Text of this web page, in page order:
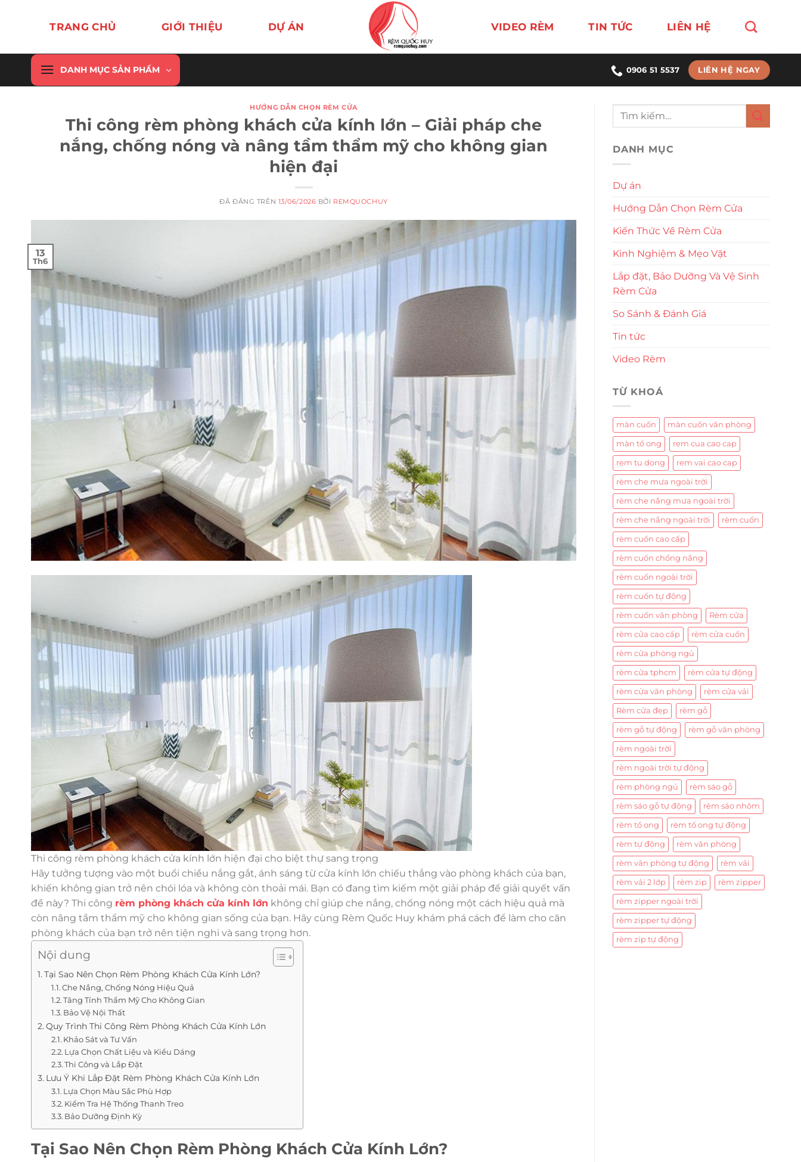
dung
TRANG CHỦ GIỚI THIỆU DỰ ÁN VIDEO RÈM TIN TỨC LIÊN HỆ
DANH MỤC SẢN PHẨM 0906 51 5537 LIÊN HỆ NGAY
HƯỚNG DẪN CHỌN RÈM CỬA
Thi công rèm phòng khách cửa kính lớn – Giải pháp che
nắng, chống nóng và nâng tầm thẩm mỹ cho không gian
hiện đại
ĐÃ ĐĂNG TRÊN 13/06/2026 BỞI REMQUOCHUY
13
Th6
Thi công rèm phòng khách cửa kính lớn hiện đại cho biệt thự sang trọng
Hãy tưởng tượng vào một buổi chiều nắng gắt, ánh sáng từ cửa kính lớn chiếu thẳng vào phòng khách của bạn,
khiến không gian trở nên chói lóa và không còn thoải mái. Bạn có đang tìm kiếm một giải pháp để giải quyết vấn
đề này? Thi công rèm phòng khách cửa kính lớn không chỉ giúp che nắng, chống nóng một cách hiệu quả mà
còn nâng tầm thẩm mỹ cho không gian sống của bạn. Hãy cùng Rèm Quốc Huy khám phá cách để làm cho căn
phòng khách của bạn trở nên tiện nghi và sang trọng hơn.
Nội dung
Tại Sao Nên Chọn Rèm Phòng Khách Cửa Kính Lớn?
Che Nắng, Chống Nóng Hiệu Quả
Tăng Tính Thẩm Mỹ Cho Không Gian
Bảo Vệ Nội Thất
Quy Trình Thi Công Rèm Phòng Khách Cửa Kính Lớn
Khảo Sát và Tư Vấn
Lựa Chọn Chất Liệu và Kiểu Dáng
Thi Công và Lắp Đặt
Lưu Ý Khi Lắp Đặt Rèm Phòng Khách Cửa Kính Lớn
Lựa Chọn Màu Sắc Phù Hợp
Kiểm Tra Hệ Thống Thanh Treo
Bảo Dưỡng Định Kỳ
Tại Sao Nên Chọn Rèm Phòng Khách Cửa Kính Lớn?
DANH MỤC
Dự án
Hướng Dẫn Chọn Rèm Cửa
Kiến Thức Về Rèm Cửa
Kinh Nghiệm & Mẹo Vặt
Lắp đặt, Bảo Dưỡng Và Vệ Sinh
Rèm Cửa
So Sánh & Đánh Giá
Tin tức
Video Rèm
TỪ KHOÁ
màn cuốn màn cuốn văn phòng
màn tổ ong rem cua cao cap
rem tu dong rem vai cao cap
rèm che mưa ngoài trời
rèm che nắng mưa ngoài trời
rèm che nắng ngoài trời rèm cuốn
rèm cuốn cao cấp
rèm cuốn chống nắng
rèm cuốn ngoài trời
rèm cuốn tự động
rèm cuốn văn phòng Rèm cửa
rèm cửa cao cấp rèm cửa cuốn
rèm cửa phòng ngủ
rèm cửa tphcm rèm cửa tự động
rèm cửa văn phòng rèm cửa vải
Rèm cửa đẹp rèm gỗ
rèm gỗ tự động rèm gỗ văn phòng
rèm ngoài trời
rèm ngoài trời tự động
rèm phòng ngủ rèm sáo gỗ
rèm sáo gỗ tự động rèm sáo nhôm
rèm tổ ong rèm tổ ong tự động
rèm tự động rèm văn phòng
rèm văn phòng tự động rèm vải
rèm vải 2 lớp rèm zip rèm zipper
rèm zipper ngoài trời
rèm zipper tự động
rèm zip tự động